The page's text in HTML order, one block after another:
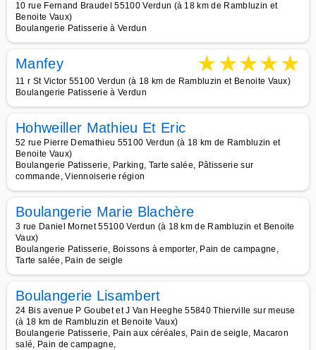
10 rue Fernand Braudel 55100 Verdun (à 18 km de Rambluzin et
Benoite Vaux)
Boulangerie Patisserie à Verdun
Manfey ★★★★★
11 r St Victor 55100 Verdun (à 18 km de Rambluzin et Benoite Vaux)
Boulangerie Patisserie à Verdun
Hohweiller Mathieu Et Eric
52 rue Pierre Demathieu 55100 Verdun (à 18 km de Rambluzin et
Benoite Vaux)
Boulangerie Patisserie, Parking, Tarte salée, Pâtisserie sur
commande, Viennoiserie région
Boulangerie Marie Blachère
3 rue Daniel Mornet 55100 Verdun (à 18 km de Rambluzin et Benoite
Vaux)
Boulangerie Patisserie, Boissons à emporter, Pain de campagne,
Tarte salée, Pain de seigle
Boulangerie Lisambert
24 Bis avenue P Goubet et J Van Heeghe 55840 Thierville sur meuse
(à 18 km de Rambluzin et Benoite Vaux)
Boulangerie Patisserie, Pain aux céréales, Pain de seigle, Macaron
salé, Pain de campagne,